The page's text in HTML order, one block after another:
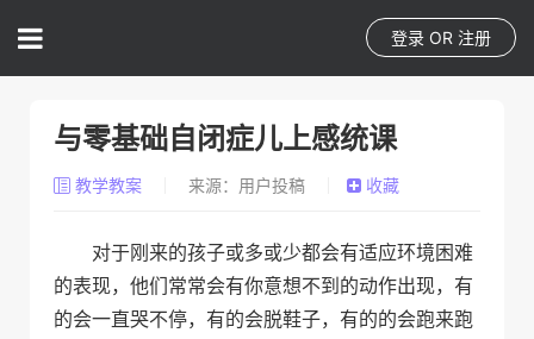
登录 OR 注册
与零基础自闭症儿上感统课
教学教案 来源：用户投稿 收藏
对于刚来的孩子或多或少都会有适应环境困难
的表现，他们常常会有你意想不到的动作出现，有
的会一直哭不停，有的会脱鞋子，有的的会跑来跑